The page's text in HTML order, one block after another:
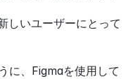
しいユーザーにとって
に、Figmaを使用して